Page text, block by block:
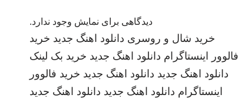
دیدگاهی برای نمایش وجود ندارد.
خرید شال و روسری دانلود اهنگ جدید خرید
فالوور اینستاگرام دانلود اهنگ جدید خرید بک لینک
دانلود اهنگ جدید دانلود اهنگ جدید خرید فالوور
اینستاگرام دانلود اهنگ جدید دانلود اهنگ جدید